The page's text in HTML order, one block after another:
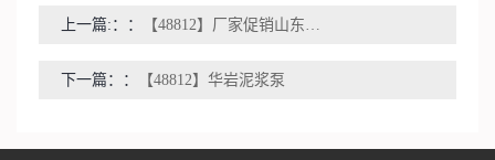
上一篇:： 【48812】厂家促销山东博山ZN65-65-55kw自吸泥浆泵华岩倒浆泵尹朋泵业
下一篇： 【48812】华岩泥浆泵